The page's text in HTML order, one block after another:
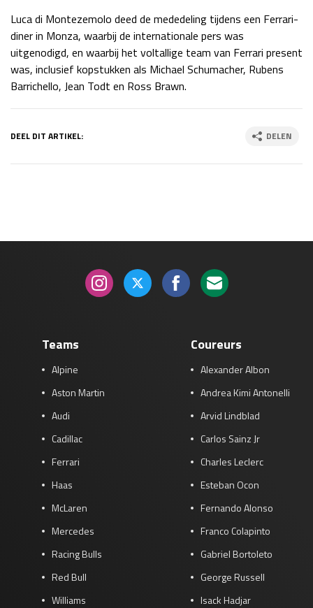
Kwalificatie
za 22:00 - 23:00
Race
zo 21:00 - 23:00
LAS VEGAS GRAND PRIX 2026 20 - 22 nov
Kwalificatie
zo 17:00 - 19:00
GP ABU DHABI 2026 04 - 06 dec
Kwalificatie
za 15:00 - 16:00
Luca di Montezemolo deed de mededeling tijdens een Ferrari-
diner in Monza, waarbij de internationale pers was
uitgenodigd, en waarbij het voltallige team van Ferrari present
was, inclusief kopstukken als Michael Schumacher, Rubens
Barrichello, Jean Todt en Ross Brawn.
DEEL DIT ARTIKEL: DELEN
Teams
Alpine
Aston Martin
Audi
Cadillac
Ferrari
Haas
McLaren
Mercedes
Racing Bulls
Red Bull
Williams
Coureurs
Alexander Albon
Andrea Kimi Antonelli
Arvid Lindblad
Carlos Sainz Jr
Charles Leclerc
Esteban Ocon
Fernando Alonso
Franco Colapinto
Gabriel Bortoleto
George Russell
Isack Hadjar